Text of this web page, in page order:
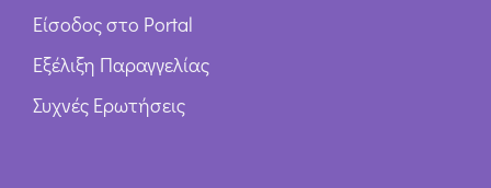
Είσοδος στο Portal
Εξέλιξη Παραγγελίας
Συχνές Ερωτήσεις